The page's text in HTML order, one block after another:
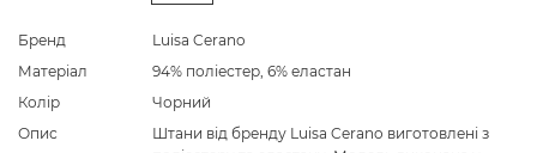
Бренд
Luisa Cerano
Матеріал
94% поліестер, 6% еластан
Колір
Чорний
Опис
Штани від бренду Luisa Cerano виготовлені з